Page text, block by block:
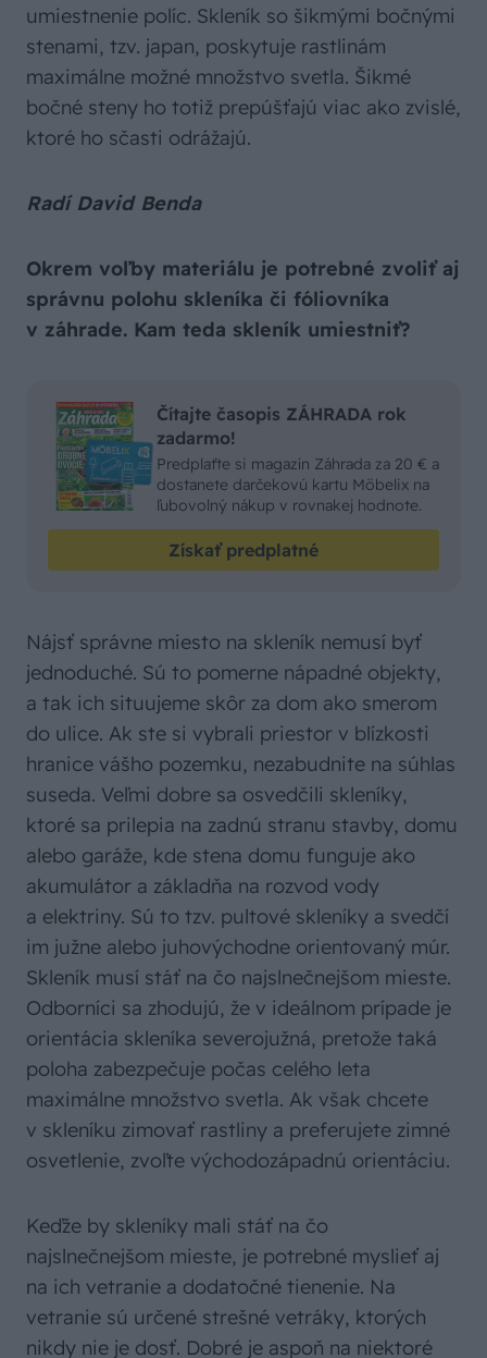
umiestnenie políc. Skleník so šikmými bočnými
stenami, tzv. japan, poskytuje rastlinám
maximálne možné množstvo svetla. Šikmé
bočné steny ho totiž prepúšťajú viac ako zvislé,
ktoré ho sčasti odrážajú.
Radí David Benda
Okrem voľby materiálu je potrebné zvoliť aj
správnu polohu skleníka či fóliovníka
v záhrade. Kam teda skleník umiestniť?
Čítajte časopis ZÁHRADA rok
zadarmo!
Predplaťte si magazín Záhrada za 20 € a
dostanete darčekovú kartu Möbelix na
ľubovolný nákup v rovnakej hodnote.
Získať predplatné
Nájsť správne miesto na skleník nemusí byť
jednoduché. Sú to pomerne nápadné objekty,
a tak ich situujeme skôr za dom ako smerom
do ulice. Ak ste si vybrali priestor v blízkosti
hranice vášho pozemku, nezabudnite na súhlas
suseda. Veľmi dobre sa osvedčili skleníky,
ktoré sa prilepia na zadnú stranu stavby, domu
alebo garáže, kde stena domu funguje ako
akumulátor a základňa na rozvod vody
a elektriny. Sú to tzv. pultové skleníky a svedčí
im južne alebo juhovýchodne orientovaný múr.
Skleník musí stáť na čo najslnečnejšom mieste.
Odborníci sa zhodujú, že v ideálnom prípade je
orientácia skleníka severojužná, pretože taká
poloha zabezpečuje počas celého leta
maximálne množstvo svetla. Ak však chcete
v skleníku zimovať rastliny a preferujete zimné
osvetlenie, zvoľte východozápadnú orientáciu.
Keďže by skleníky mali stáť na čo
najslnečnejšom mieste, je potrebné myslieť aj
na ich vetranie a dodatočné tienenie. Na
vetranie sú určené strešné vetráky, ktorých
nikdy nie je dosť. Dobré je aspoň na niektoré